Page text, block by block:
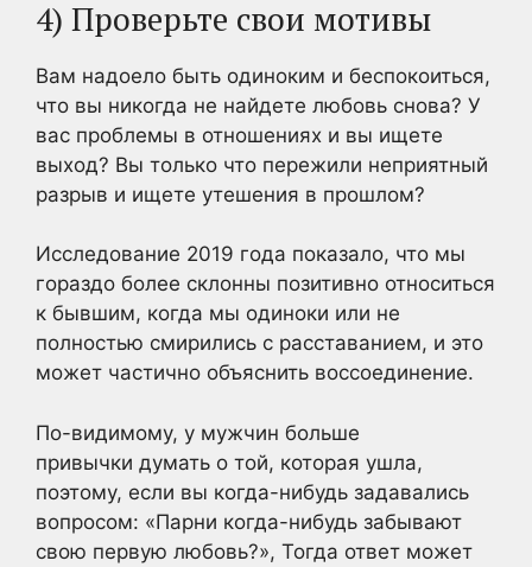
4) Проверьте свои мотивы
Вам надоело быть одиноким и беспокоиться,
что вы никогда не найдете любовь снова? У
вас проблемы в отношениях и вы ищете
выход? Вы только что пережили неприятный
разрыв и ищете утешения в прошлом?
Исследование 2019 года показало, что мы
гораздо более склонны позитивно относиться
к бывшим, когда мы одиноки или не
полностью смирились с расставанием, и это
может частично объяснить воссоединение.
По-видимому, у мужчин больше
привычки думать о той, которая ушла,
поэтому, если вы когда-нибудь задавались
вопросом: «Парни когда-нибудь забывают
свою первую любовь?», Тогда ответ может